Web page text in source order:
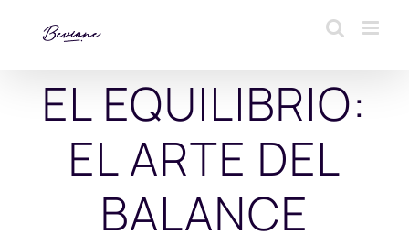
EL EQUILIBRIO:
EL ARTE DEL
BALANCE